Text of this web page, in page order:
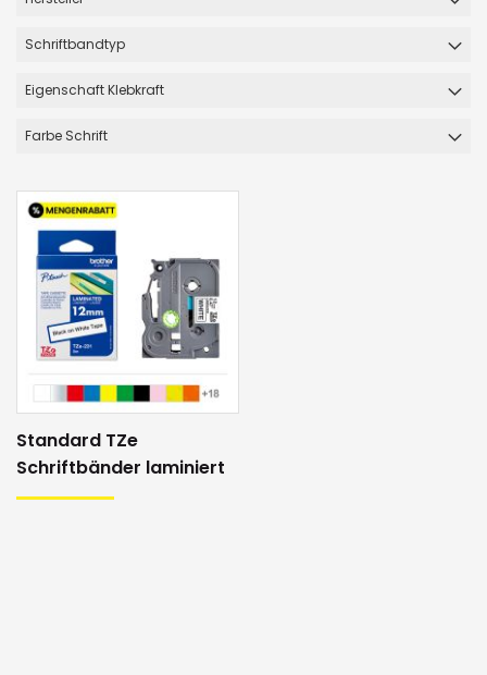
Schriftbandtyp
Eigenschaft Klebkraft
Farbe Schrift
Standard TZe
Schriftbänder laminiert